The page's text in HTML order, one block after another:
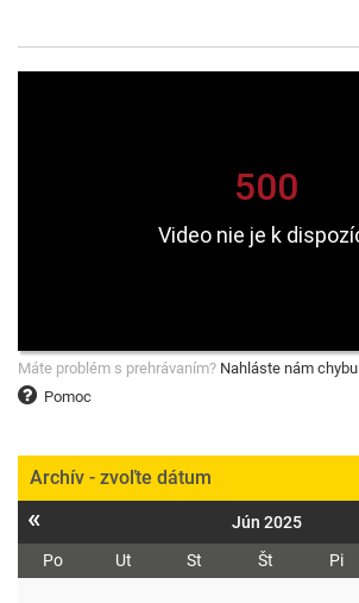
Pomoc
Máte problém s prehrávaním? Nahláste nám chybu
Archív - zvoľte dátum
« Jún 2025
Po Ut St Št Pi